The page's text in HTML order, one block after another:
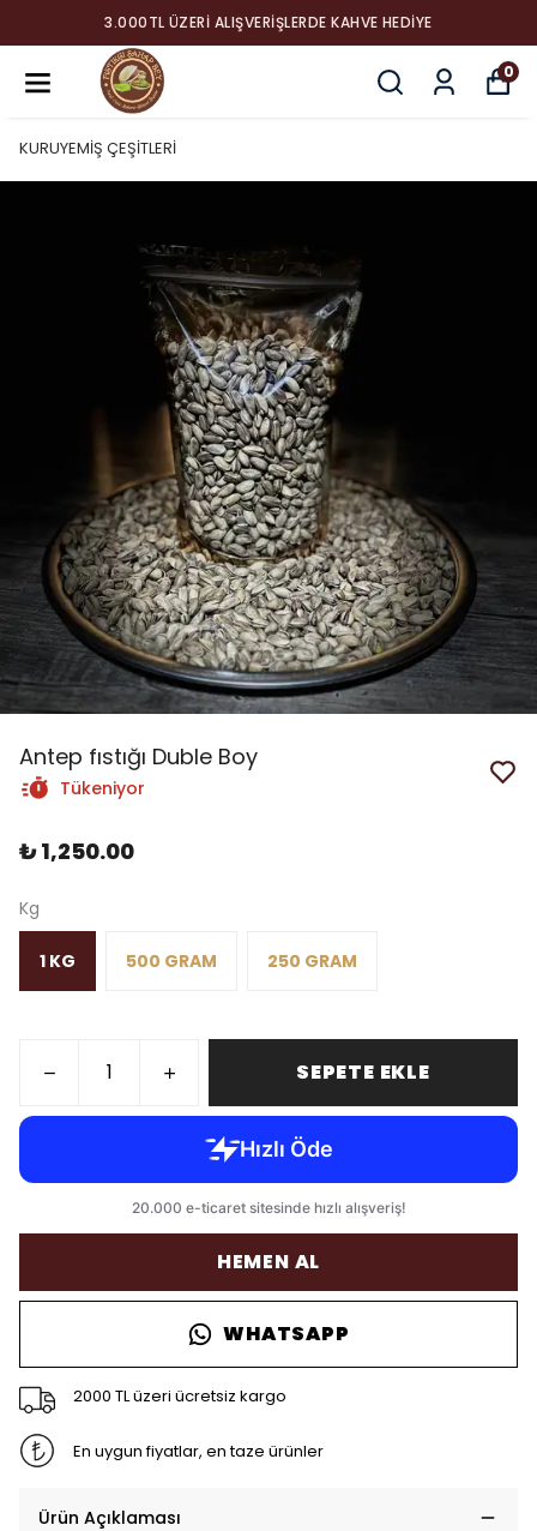
3.000TL ÜZERI ALIŞVERIŞLERDE KAHVE HEDIYE
0
KURUYEMİŞ ÇEŞİTLERİ
Antep fıstığı Duble Boy
Tükeniyor
₺ 1,250.00
Kg
1 KG 500 GRAM 250 GRAM
SEPETE EKLE
HEMEN AL
WHATSAPP
2000 TL üzeri ücretsiz kargo
En uygun fiyatlar, en taze ürünler
Ürün Açıklaması